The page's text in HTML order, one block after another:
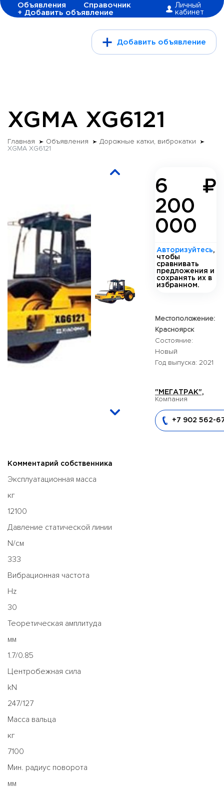
Объявления
Справочник
+ Добавить объявление
Личный
кабинет
Добавить объявление
XGMA XG6121
Главная Объявления
Дорожные катки, виброкатки
XGMA XG6121
Комментарий собственника
Эксплуатационная масса
кг
12100
Давление статической линии
N/см
333
Вибрационная частота
Hz
30
Теоретическая амплитуда
мм
1.7/0.85
Центробежная сила
kN
247/127
Масса вальца
кг
7100
Мин. радиус поворота
мм
6
200
000
Авторизуйтесь,
чтобы
сравнивать
предложения и
сохранять их в
избранном.
Местоположение:
Красноярск
Состояние:
Новый
Год выпуска: 2021
"МЕГАТРАК",
Компания
+7 902 562-